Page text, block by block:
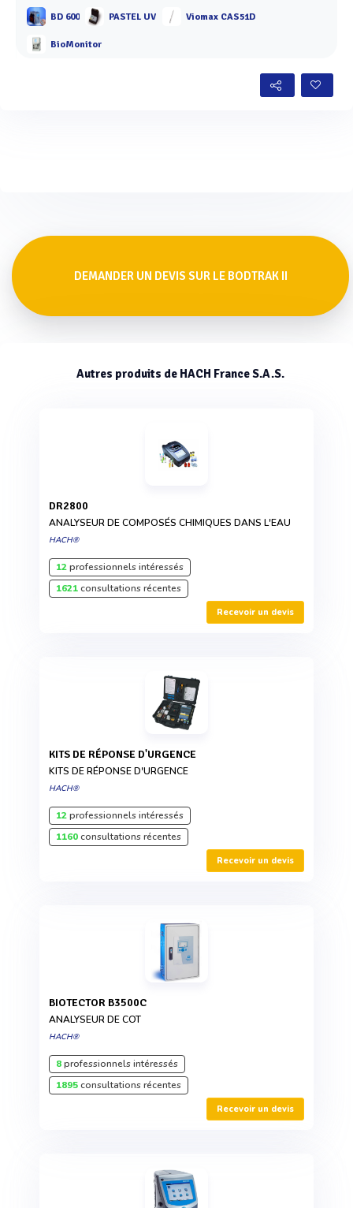
BD 600 PASTEL UV Viomax CAS51D
BioMonitor
DEMANDER UN DEVIS SUR LE BODTRAK II
Autres produits de HACH France S.A.S.
DR2800
ANALYSEUR DE COMPOSÉS CHIMIQUES DANS L'EAU
HACH®
12professionnels intéressés
1621consultations récentes
Recevoir un devis
KITS DE RÉPONSE D'URGENCE
KITS DE RÉPONSE D'URGENCE
HACH®
12professionnels intéressés
1160consultations récentes
Recevoir un devis
BIOTECTOR B3500C
ANALYSEUR DE COT
HACH®
8professionnels intéressés
1895consultations récentes
Recevoir un devis